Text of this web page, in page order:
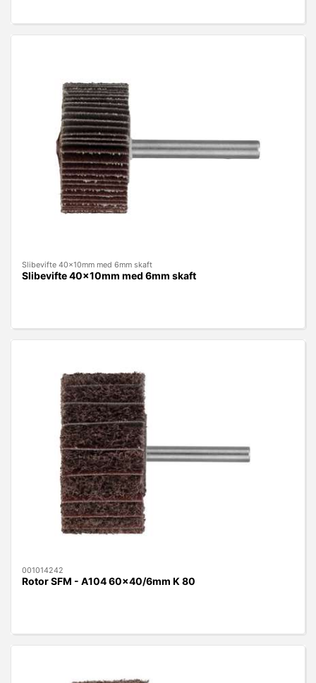
Slibevifte 40x10mm med 6mm skaft
Slibevifte 40x10mm med 6mm skaft
001014242
Rotor SFM - A104 60x40/6mm K 80